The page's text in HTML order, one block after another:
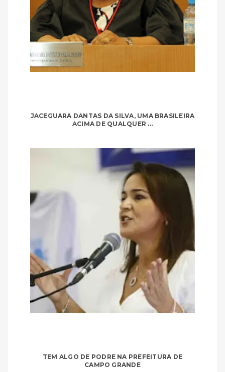
JACEGUARA DANTAS DA SILVA, UMA BRASILEIRA
ACIMA DE QUALQUER ...
TEM ALGO DE PODRE NA PREFEITURA DE
CAMPO GRANDE